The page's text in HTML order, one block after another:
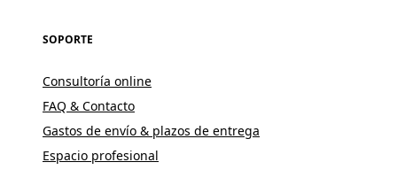
SOPORTE
Consultoría online
FAQ & Contacto
Gastos de envío & plazos de entrega
Espacio profesional